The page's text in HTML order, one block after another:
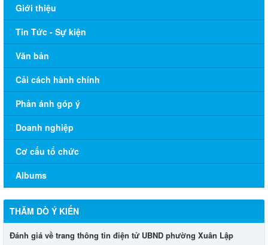
Giới thiệu
Tin Tức - Sự kiện
Văn bản
Cải cách hành chính
Phản ánh góp ý
Doanh nghiệp
Cơ cấu tổ chức
Albums
THĂM DÒ Ý KIẾN
Đánh giá về trang thông tin điện tử UBND phường Xuân Lập